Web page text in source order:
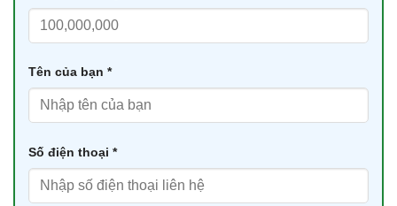
Tên của bạn *
Số điện thoại *